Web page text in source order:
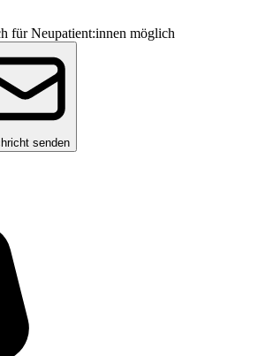
für Neupatient:innen möglich
senden